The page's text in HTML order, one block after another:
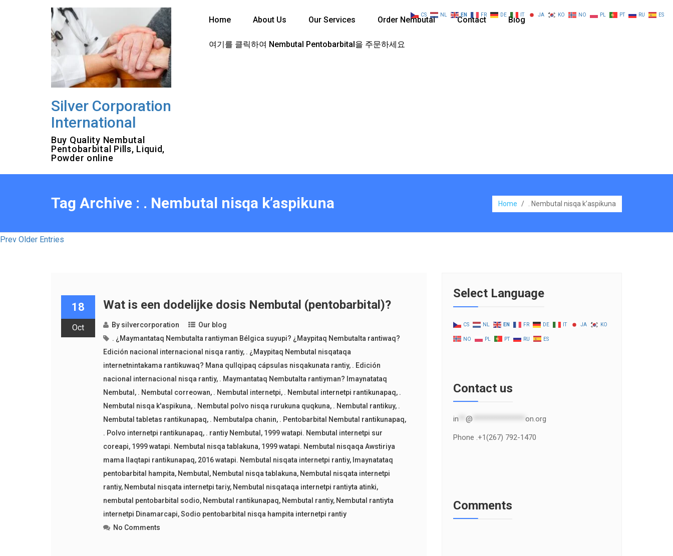
Silver Corporation
International
Buy Quality Nembutal
Pentobarbital Pills, Liquid,
Powder online
Home About Us Our Services Order Nembutal Contact Blog
여기를 클릭하여 Nembutal Pentobarbital을 주문하세요
Tag Archive : . Nembutal nisqa k’aspikuna Home / . Nembutal nisqa k’aspikuna
Prev Older Entries
18
Oct
Wat is een dodelijke dosis Nembutal (pentobarbital)?
By silvercorporation
Our blog
. ¿Maymantataq Nembutalta rantiyman Bélgica suyupi? ¿Maypitaq Nembutalta rantiwaq?
Edición nacional internacional nisqa rantiy, . ¿Maypitaq Nembutal nisqataqa
internetnintakama rantikuwaq? Mana qullqipaq cápsulas nisqakunata rantiy, . Edición
nacional internacional nisqa rantiy, . Maymantataq Nembutalta rantiyman? Imaynatataq
Nembutal , . Nembutal correowan, . Nembutal internetpi, . Nembutal internetpi rantikunapaq, .
Nembutal nisqa k'aspikuna, . Nembutal polvo nisqa rurukuna quqkuna, . Nembutal rantikuy, .
Nembutal tabletas rantikunapaq, . Nembutalpa chanin, . Pentobarbital Nembutal rantikunapaq,
. Polvo internetpi rantikunapaq, . rantiy Nembutal , 1999 watapi. Nembutal internetpi sur
coreapi, 1999 watapi. Nembutal nisqa tablakuna, 1999 watapi. Nembutal nisqaqa Awstiriya
mama llaqtapi rantikunapaq, 2016 watapi. Nembutal nisqata internetpi rantiy, Imaynatataq
pentobarbital hampita, Nembutal , Nembutal nisqa tablakuna, Nembutal nisqata internetpi
rantiy, Nembutal nisqata internetpi tariy, Nembutal nisqataqa internetpi rantiyta atinki,
nembutal pentobarbital sodio, Nembutal rantikunapaq, Nembutal rantiy, Nembutal rantiyta
internetpi Dinamarcapi,Sodio pentobarbital nisqa hampita internetpi rantiy
No Comments
Select Language
CS NL EN FR DE IT JA KO
NO PL PT RU ES
Contact us
in @ on.org
Phone .+1(267) 792-1470
Comments
CS NL EN FR DE IT JA KO NO PL PT RU ES